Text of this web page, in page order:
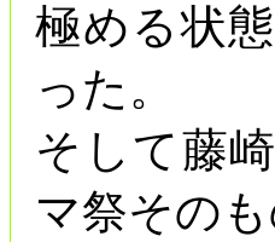
極める状
った。
そして藤
マ祭その